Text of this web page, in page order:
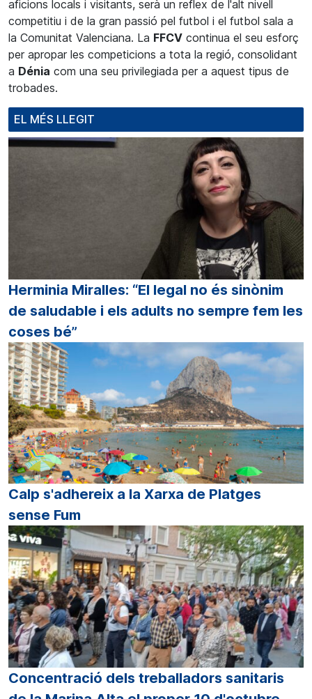
aficions locals i visitants, serà un reflex de l'alt nivell
competitiu i de la gran passió pel futbol i el futbol sala a
la Comunitat Valenciana. La FFCV continua el seu esforç
per apropar les competicions a tota la regió, consolidant
a Dénia com una seu privilegiada per a aquest tipus de
trobades.
EL MÉS LLEGIT
Herminia Miralles: “El legal no és sinònim
de saludable i els adults no sempre fem les
coses bé”
Calp s'adhereix a la Xarxa de Platges
sense Fum
Concentració dels treballadors sanitaris